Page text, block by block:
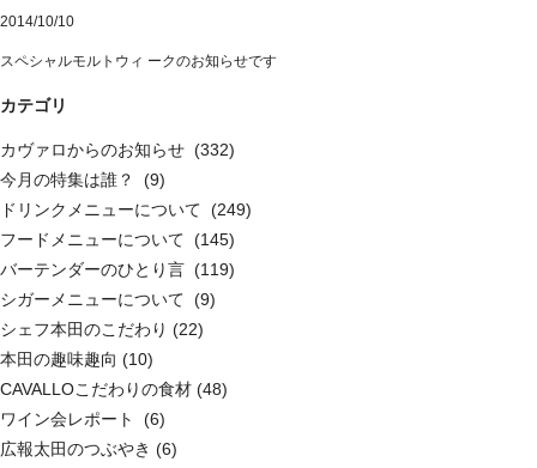
2014/10/10
スペシャルモルトウィ ークのお知らせです
カテゴリ
カヴァロからのお知らせ (332)
今月の特集は誰？ (9)
ドリンクメニューについて (249)
フードメニューについて (145)
バーテンダーのひとり言 (119)
シガーメニューについて (9)
シェフ本田のこだわり (22)
本田の趣味趣向 (10)
CAVALLOこだわりの食材 (48)
ワイン会レポート (6)
広報太田のつぶやき (6)